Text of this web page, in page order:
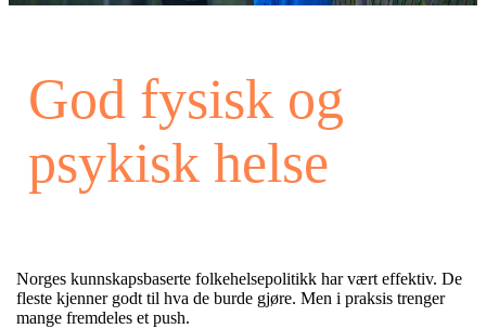
God fysisk og
psykisk helse
Norges kunnskapsbaserte folkehelsepolitikk har vært effektiv. De
fleste kjenner godt til hva de burde gjøre. Men i praksis trenger
mange fremdeles et push.